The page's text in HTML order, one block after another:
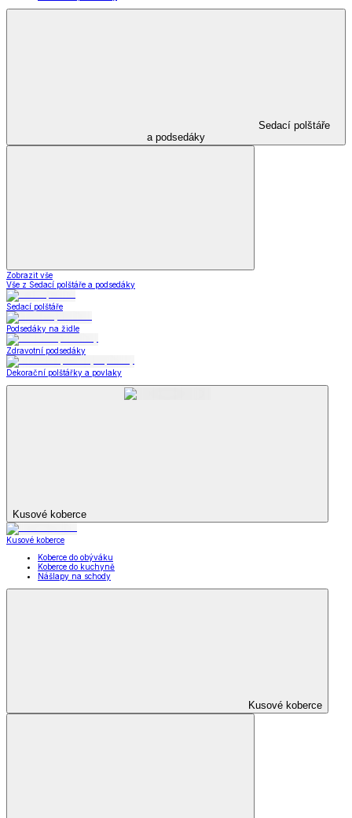
Sedací polštáře
a podsedáky
Zobrazit vše
Vše z Sedací polštáře a podsedáky
Sedací polštáře
Podsedáky na židle
Zdravotní podsedáky
Dekorační polštářky a povlaky
Kusové koberce
Kusové koberce
Koberce do obýváku
Koberce do kuchyně
Nášlapy na schody
Kusové koberce